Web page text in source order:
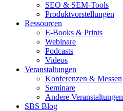
SEO & SEM-Tools
Produktvorstellungen
Ressourcen
E-Books & Prints
Webinare
Podcasts
Videos
Veranstaltungen
Konferenzen & Messen
Seminare
Andere Veranstaltungen
SBS Blog